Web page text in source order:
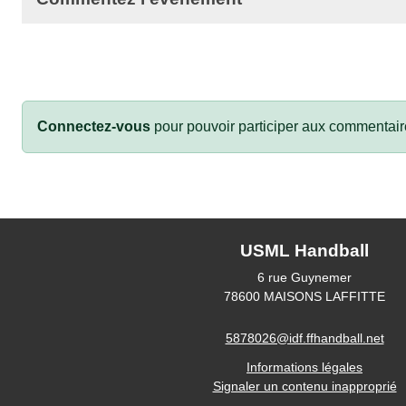
Connectez-vous pour pouvoir participer aux
USML Handball
6 rue Guynemer
78600 MAISONS LAFFITTE
5878026@idf.ffhandball.net
Informations légales
Signaler un contenu inapproprié